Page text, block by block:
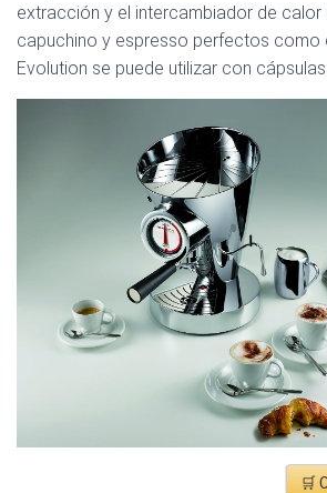
extracción y el intercambiador de calor
capuchino y espresso perfectos como
Evolution se puede utilizar con
🛒